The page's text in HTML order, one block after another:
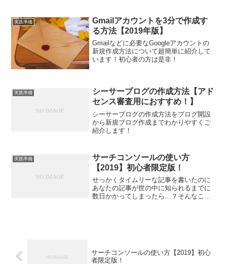
実践準備
Gmailアカウントを3分で作成す
る方法【2019年版】
Gmailなどに必要なGoogleアカウントの
新規作成方法について超簡単に紹介して
います！初心者の方は是非！
実践準備
シーサーブログの作成方法【アド
センス審査用におすすめ！】
シーサーブログの作成方法をブログ開設
から新規ブログ作成までわかりやすくご
紹介します！
実践準備
サーチコンソールの使い方
【2019】初心者限定版！
せっかくタイムリーな記事を書いたのに
あなたの記事が世の中に知られるまでに
数日かかってしまったら…？そんなこと
サーチコンソールの使い方【2019】初心
者限定版！